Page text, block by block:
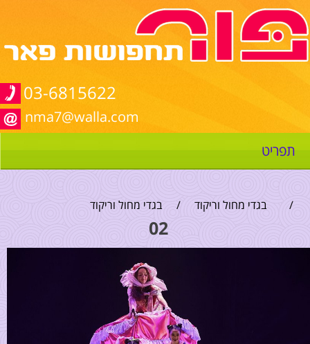
03-6815622
nma7@walla.com
תפריט
/ בגדי מחול וריקוד / בגדי מחול וריקוד
02